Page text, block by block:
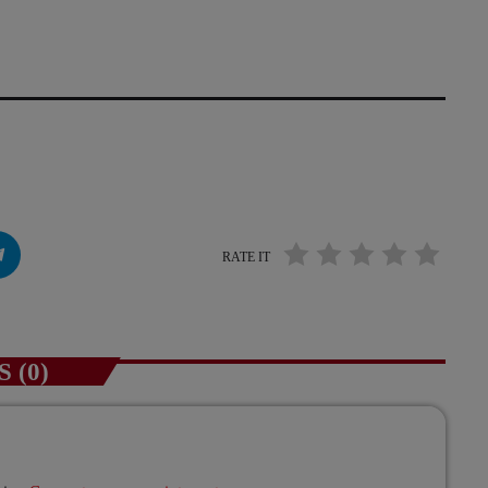
RATE IT
(0)